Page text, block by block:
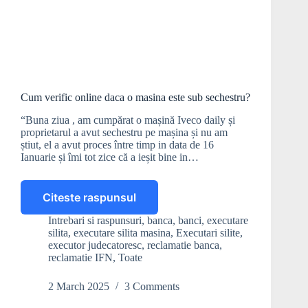
Cum verific online daca o masina este sub sechestru?
“Buna ziua , am cumpărat o mașină Iveco daily și
proprietarul a avut sechestru pe mașina și nu am
știut, el a avut proces între timp in data de 16
Ianuarie și îmi tot zice că a ieșit bine in…
Citeste raspunsul
Cum
verific
online
daca
o
este
Intrebari si raspunsuri, banca, banci, executare
silita, executare silita masina, Executari silite,
executor judecatoresc, reclamatie banca,
reclamatie IFN, Toate
2 March 2025 3 Comments